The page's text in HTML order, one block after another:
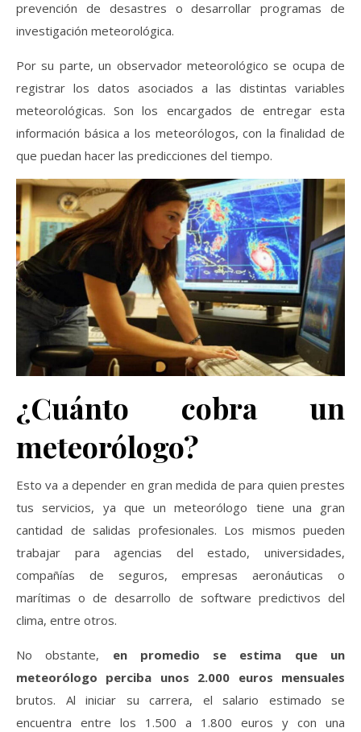
prevención de desastres o desarrollar programas de
investigación meteorológica.
Por su parte, un observador meteorológico se ocupa de
registrar los datos asociados a las distintas variables
meteorológicas. Son los encargados de entregar esta
información básica a los meteorólogos, con la finalidad de
que puedan hacer las predicciones del tiempo.
¿Cuánto cobra un
meteorólogo?
Esto va a depender en gran medida de para quien prestes
tus servicios, ya que un meteorólogo tiene una gran
cantidad de salidas profesionales. Los mismos pueden
trabajar para agencias del estado, universidades,
compañías de seguros, empresas aeronáuticas o
marítimas o de desarrollo de software predictivos del
clima, entre otros.
No obstante, en promedio se estima que un
meteorólogo perciba unos 2.000 euros mensuales
brutos. Al iniciar su carrera, el salario estimado se
encuentra entre los 1.500 a 1.800 euros y con una